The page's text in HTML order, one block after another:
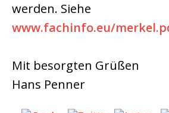
werden. Siehe
www.fachinfo.eu/
Mit besorgten Grüßen
Hans Penner